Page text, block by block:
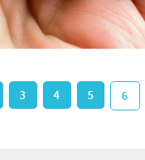
3 4 5 6